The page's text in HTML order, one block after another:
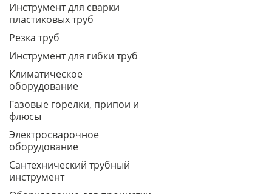
Инструмент для сварки
пластиковых труб
Резка труб
Инструмент для гибки труб
Климатическое
оборудование
Газовые горелки, припои и
флюсы
Электросварочное
оборудование
Сантехнический трубный
инструмент